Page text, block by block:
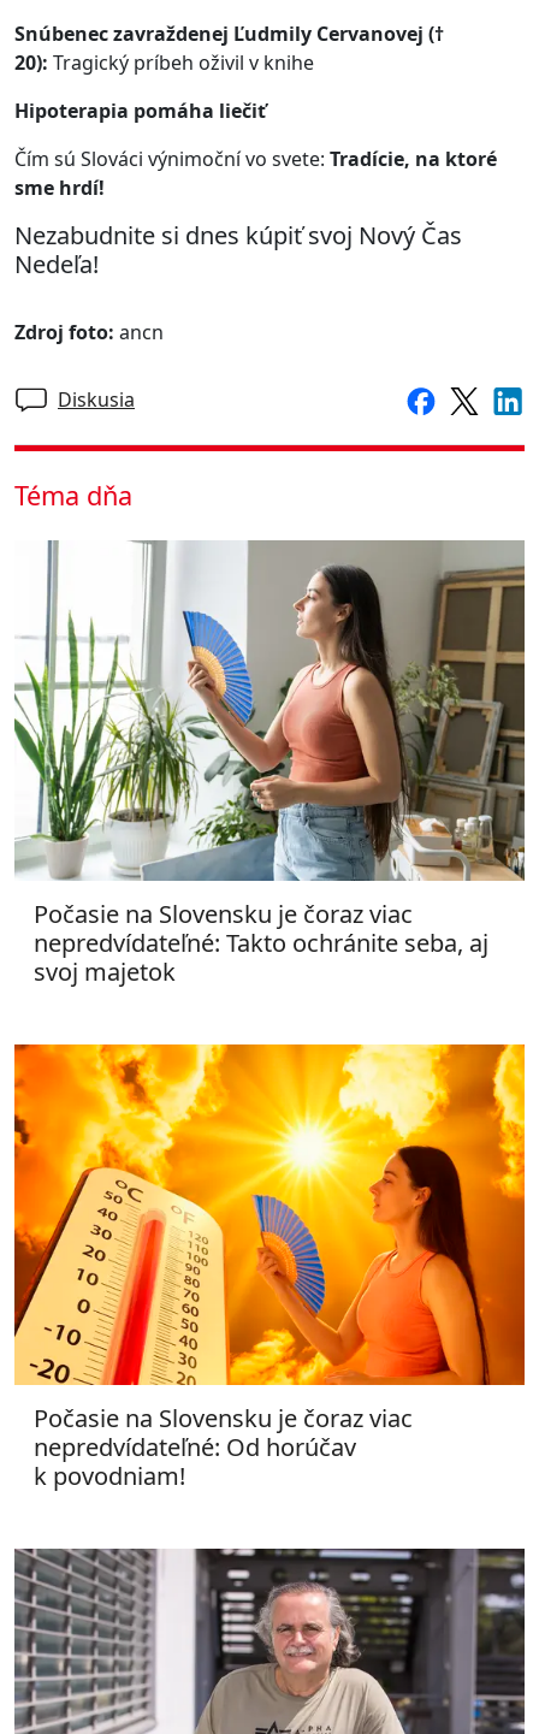
Snúbenec zavraždenej Ľudmily Cervanovej (†
20): Tragický príbeh oživil v knihe
Hipoterapia pomáha liečiť
Čím sú Slováci výnimoční vo svete: Tradície, na ktoré
sme hrdí!
Nezabudnite si dnes kúpiť svoj Nový Čas
Nedeľa!
Zdroj foto: ancn
Diskusia
Téma dňa
Počasie na Slovensku je čoraz viac
nepredvídateľné: Takto ochránite seba, aj
svoj majetok
Počasie na Slovensku je čoraz viac
nepredvídateľné: Od horúčav
k povodniam!